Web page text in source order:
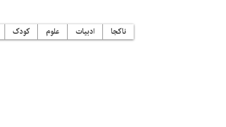
ناکجا ادبیات علوم کودک